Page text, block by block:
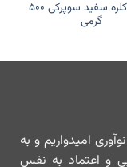
پودر دکلره سفید سوپرکی ۵۰۰
گرمی
امیدواریم و به
و اعتماد به نفس